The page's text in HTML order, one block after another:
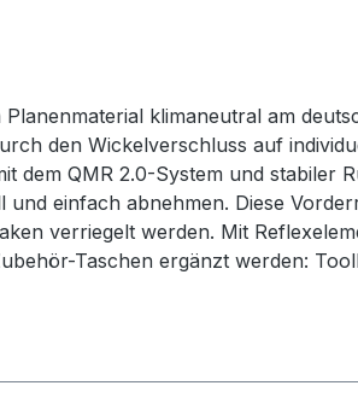
klimaneutral am
den Wickelverschluss auf
dem QMR 2.0-System und stabiler
einfach abnehmen. Diese
verriegelt werden. Mit
Taschen ergänzt werden: